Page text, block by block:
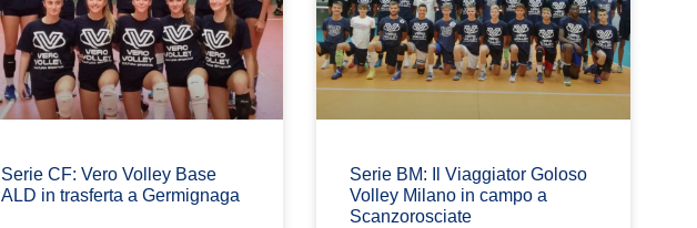
Serie CF: Vero Volley Base
ALD in trasferta a Germignaga
Serie BM: Il Viaggiator Goloso
Volley Milano in campo a
Scanzorosciate